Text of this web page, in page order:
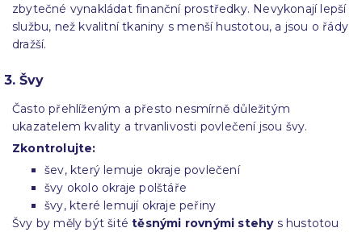
zbytečné vynakládat finanční prostředky. Nevykonají lepší
službu, než kvalitní tkaniny s menší hustotou, a jsou o řády
dražší.
3. Švy
Často přehlíženým a přesto nesmírně důležitým
ukazatelem kvality a trvanlivosti povlečení jsou švy.
Zkontrolujte:
šev, který lemuje okraje povlečení
švy okolo okraje polštáře
švy, které lemují okraje peřiny
Švy by měly být šitétěsnými rovnými stehys hustotou